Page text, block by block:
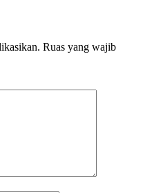
Ruas yang wajib